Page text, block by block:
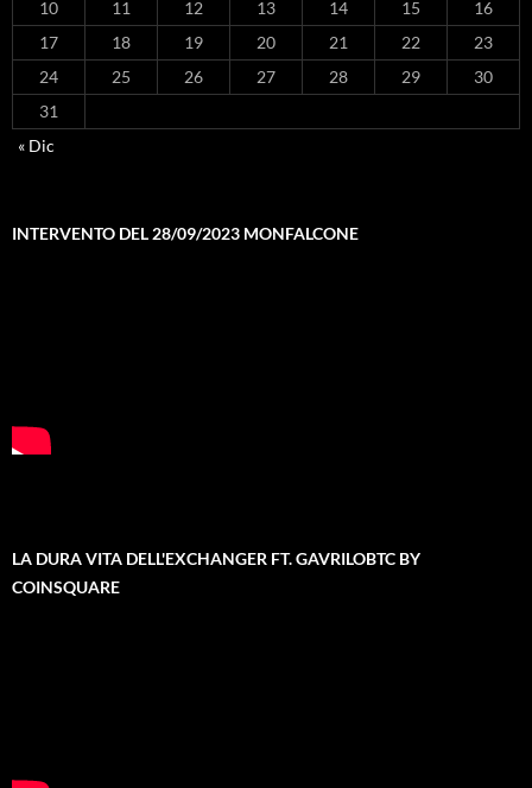
10
11 12 13 14 15
16
17
18 19 20 21 22
23
24
25 26 27 28 29
30
31
« Dic
INTERVENTO DEL 28/09/2023 MONFALCONE
LA DURA VITA DELL'EXCHANGER FT. GAVRILOBTC BY
COINSQUARE